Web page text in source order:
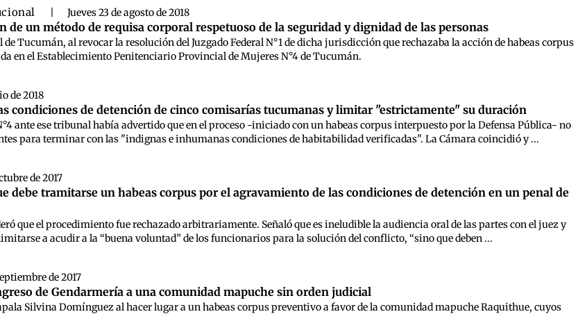
Jueves 23 de agosto de 2018
de un método de requisa corporal respetuoso de la seguridad y dignidad de las personas
Tucumán, al revocar la resolución del Juzgado Federal N°1 de dicha jurisdicción que rechazaba la acción de habeas corpus
en el Establecimiento Penitenciario Provincial de Mujeres N°4 de Tucumán.
de 2018
condiciones de detención de cinco comisarías tucumanas y limitar "estrictamente" su duración
ante ese tribunal había advertido que en el proceso -iniciado con un habeas corpus interpuesto por la Defensa Pública- no
para terminar con las "indignas e inhumanas condiciones de habitabilidad verificadas". La Cámara coincidió y ...
de 2017
debe tramitarse un habeas corpus por el agravamiento de las condiciones de detención en un penal de
que el procedimiento fue rechazado arbitrariamente. Señaló que es ineludible la audiencia oral de las partes con el juez y
a acudir a la “buena voluntad” de los funcionarios para la solución del conflicto, “sino que deben ...
de 2017
de Gendarmería a una comunidad mapuche sin orden judicial
Silvina Domínguez al hacer lugar a un habeas corpus preventivo a favor de la comunidad mapuche Raquithue, cuyos